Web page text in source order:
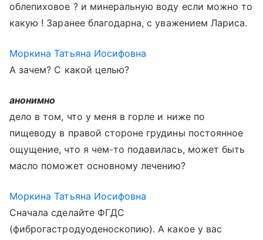
облепиховое ? и минеральную воду если можно то
какую ! Заранее благодарна, с уважением Лариса.
Моркина Татьяна Иосифовна
А зачем? С какой целью?
анонимно
дело в том, что у меня в горле и ниже по
пищеводу в правой стороне грудины постоянное
ощущение, что я чем-то подавилась, может быть
масло поможет основному лечению?
Моркина Татьяна Иосифовна
Сначала сделайте ФГДС
(фиброгастродуоденоскопию). А какое у вас